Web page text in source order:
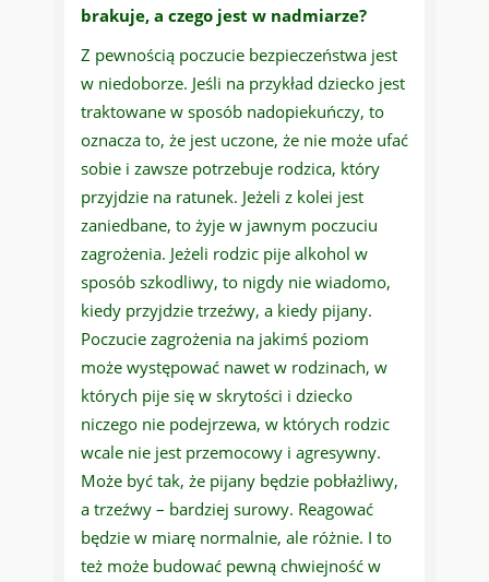
brakuje, a czego jest w nadmiarze?
Z pewnością poczucie bezpieczeństwa jest
w niedoborze. Jeśli na przykład dziecko jest
traktowane w sposób nadopiekuńczy, to
oznacza to, że jest uczone, że nie może ufać
sobie i zawsze potrzebuje rodzica, który
przyjdzie na ratunek. Jeżeli z kolei jest
zaniedbane, to żyje w jawnym poczuciu
zagrożenia. Jeżeli rodzic pije alkohol w
sposób szkodliwy, to nigdy nie wiadomo,
kiedy przyjdzie trzeźwy, a kiedy pijany.
Poczucie zagrożenia na jakimś poziom
może występować nawet w rodzinach, w
których pije się w skrytości i dziecko
niczego nie podejrzewa, w których rodzic
wcale nie jest przemocowy i agresywny.
Może być tak, że pijany będzie pobłażliwy,
a trzeźwy – bardziej surowy. Reagować
będzie w miarę normalnie, ale różnie. I to
też może budować pewną chwiejność w